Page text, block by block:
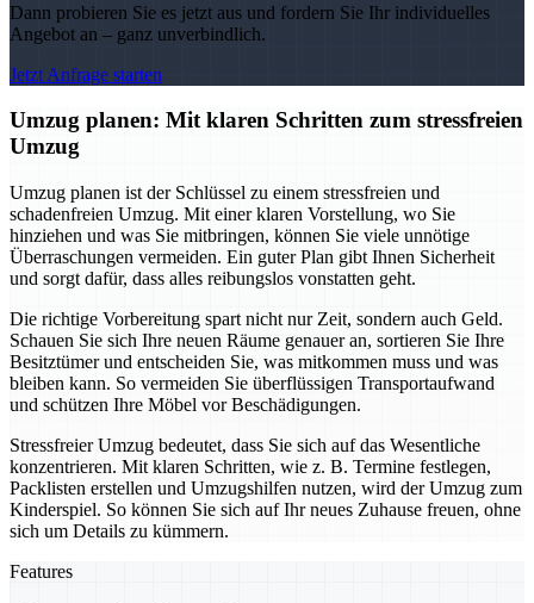
Dann probieren Sie es jetzt aus und fordern Sie Ihr individuelles
Angebot an – ganz unverbindlich.
Jetzt Anfrage starten
Umzug planen: Mit klaren Schritten zum stressfreien
Umzug
Umzug planen ist der Schlüssel zu einem stressfreien und
schadenfreien Umzug. Mit einer klaren Vorstellung, wo Sie
hinziehen und was Sie mitbringen, können Sie viele unnötige
Überraschungen vermeiden. Ein guter Plan gibt Ihnen Sicherheit
und sorgt dafür, dass alles reibungslos vonstatten geht.
Die richtige Vorbereitung spart nicht nur Zeit, sondern auch Geld.
Schauen Sie sich Ihre neuen Räume genauer an, sortieren Sie Ihre
Besitztümer und entscheiden Sie, was mitkommen muss und was
bleiben kann. So vermeiden Sie überflüssigen Transportaufwand
und schützen Ihre Möbel vor Beschädigungen.
Stressfreier Umzug bedeutet, dass Sie sich auf das Wesentliche
konzentrieren. Mit klaren Schritten, wie z. B. Termine festlegen,
Packlisten erstellen und Umzugshilfen nutzen, wird der Umzug zum
Kinderspiel. So können Sie sich auf Ihr neues Zuhause freuen, ohne
sich um Details zu kümmern.
Features